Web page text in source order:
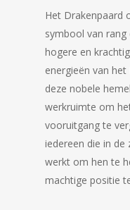
Het Drakenpaard
symbool van
hogere en
energieën van
deze nobele
werkruimte om
vooruitgang te
iedereen die in
werkt om hen te
machtige positie